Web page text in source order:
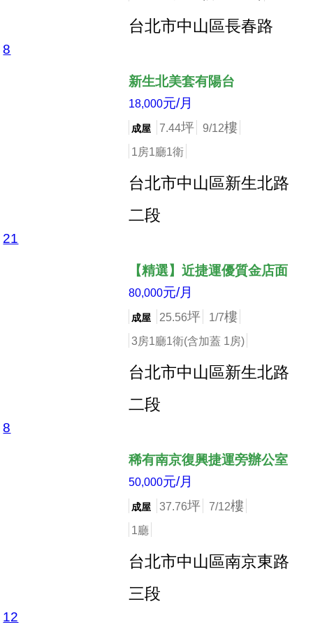
台北市中山區長春路
店長推薦
8
新生北美套有陽台
18,000元/月
成屋 7.44坪 9/12樓
1房1廳1衛
台北市中山區新生北路
二段
店長推薦
21
【精選】近捷運優質金店面
80,000元/月
成屋 25.56坪 1/7樓
3房1廳1衛(含加蓋 1房)
台北市中山區新生北路
二段
店長推薦
8
稀有南京復興捷運旁辦公室
50,000元/月
成屋 37.76坪 7/12樓
1廳
台北市中山區南京東路
三段
店長推薦
12